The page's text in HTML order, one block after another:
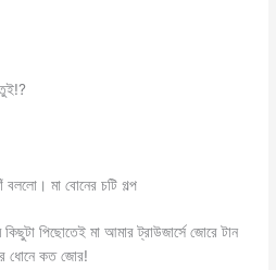
তুই!?
বললো। মা বোনের চটি গল্প
পিছোতেই মা আমার ট্রাউজার্সে জোরে টান
ধোনে কত জোর!